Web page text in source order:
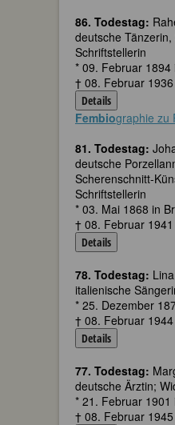
86. Todestag:
deutsche
Schriftstellerin
* 09. Februar 1894
† 08. Februar
Details
Fembiographie zu
81. Todestag:
deutsche
Scherenschnitt-
Schriftstellerin
* 03. Mai 1868 in
† 08. Februar
Details
78. Todestag:
italienische
* 25. Dezember
† 08. Februar
Details
77. Todestag:
deutsche Ärztin;
* 21. Februar 1901
† 08. Februar